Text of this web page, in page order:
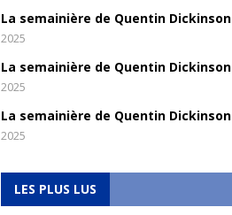
La semainière de Quentin Dickinson
2025
La semainière de Quentin Dickinson
2025
La semainière de Quentin Dickinson
2025
LES PLUS LUS